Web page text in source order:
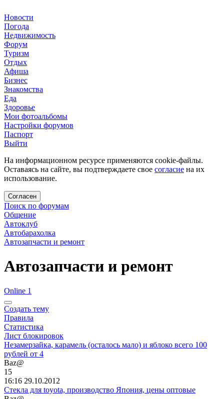
Новости
Погода
Недвижимость
Форум
Туризм
Отдых
Афиша
Бизнес
Знакомства
Еда
Здоровье
Мои фотоальбомы
Настройки форумов
Паспорт
Выйти
На информационном ресурсе применяются cookie-файлы.
Оставаясь на сайте, вы подтверждаете свое согласие на их
использование.
Согласен
Поиск по форумам
Общение
Автоклуб
Автобарахолка
Автозапчасти и ремонт
Автозапчасти и ремонт
Online 1
Создать тему
Правила
Статистика
Лист блокировок
Незамерзайка, карамель (осталось мало) и яблоко всего 100
рублей от 4
Baz@
15
16:16 29.10.2012
Стекла для toyota, производство Япония, цены оптовые